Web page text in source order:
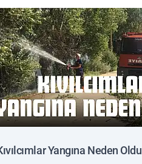
Yangına Neden Oldu